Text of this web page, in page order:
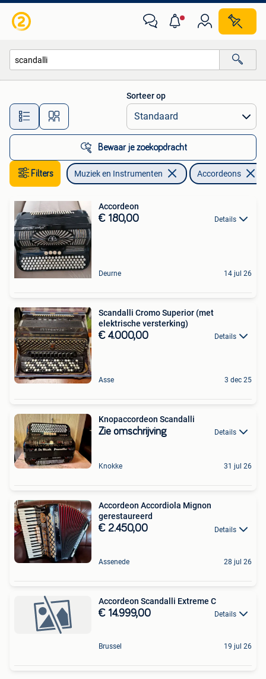
Alle afstanden…
Sorteer op
Bewaar je zoekopdracht
Filters Muziek en Instrumenten Accordeons
Accordeon
€ 180,00 Details
Deurne 14 jul 26
Scandalli Cromo Superior (met
elektrische versterking)
€ 4.000,00 Details
Asse 3 dec 25
Knopaccordeon Scandalli
Zie omschrijving Details
Knokke 31 jul 26
Accordeon Accordiola Mignon
gerestaureerd
€ 2.450,00 Details
Assenede 28 jul 26
Accordeon Scandalli Extreme C
€ 14.999,00 Details
Brussel 19 jul 26